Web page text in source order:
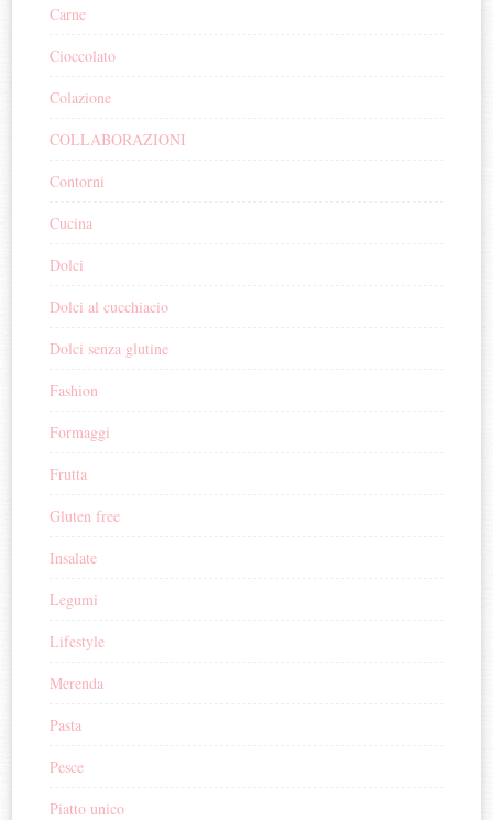
Carne
Cioccolato
Colazione
COLLABORAZIONI
Contorni
Cucina
Dolci
Dolci al cucchiacio
Dolci senza glutine
Fashion
Formaggi
Frutta
Gluten free
Insalate
Legumi
Lifestyle
Merenda
Pasta
Pesce
Piatto unico